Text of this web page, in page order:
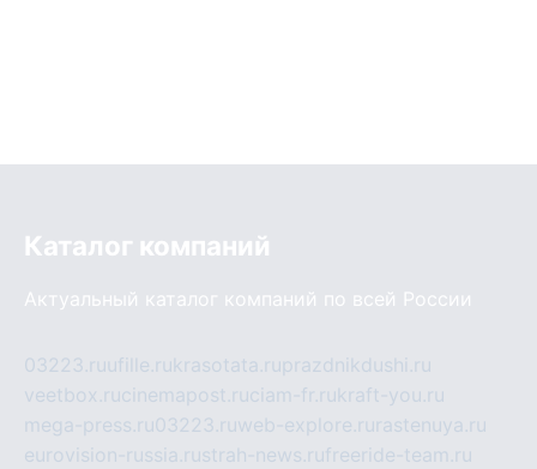
Каталог компаний
Актуальный каталог компаний по всей России
03223.ruufille.rukrasotata.ruprazdnikdushi.ru
veetbox.rucinemapost.ruciam-fr.rukraft-you.ru
mega-press.ru03223.ruweb-explore.ru rastenuya.ru
eurovision-russia.rustrah-news.rufreeride-team.ru